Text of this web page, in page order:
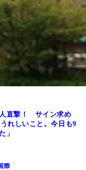
直撃！ サイン求め
れしいこと。今日も9
」
際